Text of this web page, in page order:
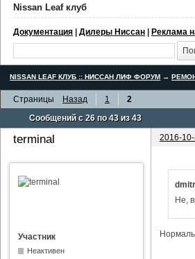
Nissan Leaf клуб
Документация | Дилеры Ниссан | Реклама
NISSAN LEAF КЛУБ :: НИССАН ЛИФ ФОРУМ →
Страницы Назад 1
2
Сообщений с 26 по 43 из 43
terminal 2016-
Участник
Неактивен
Не,